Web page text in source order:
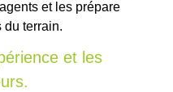
et les prépare
du terrain.
et les